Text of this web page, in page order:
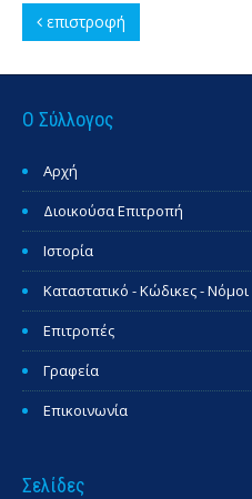
επιστροφή
Ο Σύλλογος
Αρχή
Διοικούσα Επιτροπή
Ιστορία
Καταστατικό - Κώδικες - Νόμοι
Επιτροπές
Γραφεία
Επικοινωνία
Σελίδες